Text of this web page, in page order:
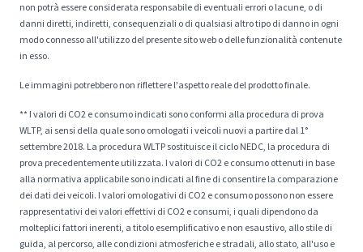
non potrà essere considerata responsabile di eventuali errori o lacune, o di
danni diretti, indiretti, consequenziali o di qualsiasi altro tipo di danno in ogni
modo connesso all'utilizzo del presente sito web o delle funzionalità contenute
in esso.
Le immagini potrebbero non riflettere l'aspetto reale del prodotto finale.
** I valori di CO2 e consumo indicati sono conformi alla procedura di prova
WLTP, ai sensi della quale sono omologati i veicoli nuovi a partire dal 1°
settembre 2018. La procedura WLTP sostituisce il ciclo NEDC, la procedura di
prova precedentemente utilizzata. I valori di CO2 e consumo ottenuti in base
alla normativa applicabile sono indicati al fine di consentire la comparazione
dei dati dei veicoli. I valori omologativi di CO2 e consumo possono non essere
rappresentativi dei valori effettivi di CO2 e consumi, i quali dipendono da
molteplici fattori inerenti, a titolo esemplificativo e non esaustivo, allo stile di
guida, al percorso, alle condizioni atmosferiche e stradali, allo stato, all'uso e